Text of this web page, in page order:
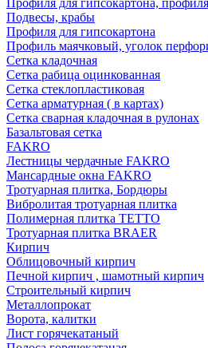
Профиля для гипсокартона,
Подвесы, крабы
Профиля для гипсокартона
Профиль маячковый, уголок
Сетка кладочная
Сетка рабица оцинкованная
Сетка стеклопластиковая
Сетка арматурная ( в картах)
Сетка сварная кладочная в рулонах
Базальтовая сетка
FAKRO
Лестницы чердачные FAKRO
Мансардные окна FAKRO
Тротуарная плитка, Бордюры
Вибролитая тротуарная плитка
Полимерная плитка TETTO
Тротуарная плитка BRAER
Кирпич
Облицовочный кирпич
Печной кирпич , шамотный кирпич
Строительный кирпич
Металлопрокат
Ворота, калитки
Лист горячекатаный